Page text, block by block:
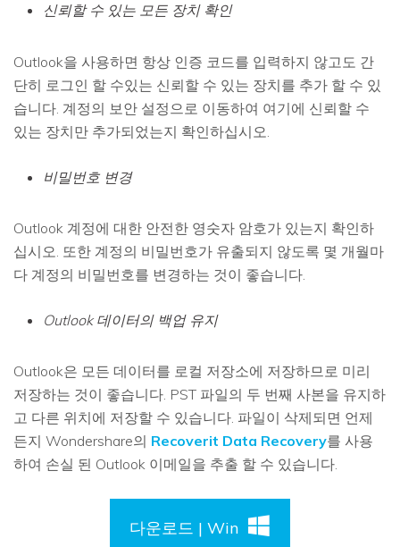
신뢰할 수 있는 모든 장치 확인
Outlook을 사용하면 항상 인증 코드를 입력하지 않고도 간
단히 로그인 할 수있는 신뢰할 수 있는 장치를 추가 할 수 있
습니다. 계정의 보안 설정으로 이동하여 여기에 신뢰할 수
있는 장치만 추가되었는지 확인하십시오.
비밀번호 변경
Outlook 계정에 대한 안전한 영숫자 암호가 있는지 확인하
십시오. 또한 계정의 비밀번호가 유출되지 않도록 몇 개월마
다 계정의 비밀번호를 변경하는 것이 좋습니다.
Outlook 데이터의 백업 유지
Outlook은 모든 데이터를 로컬 저장소에 저장하므로 미리
저장하는 것이 좋습니다. PST 파일의 두 번째 사본을 유지하
고 다른 위치에 저장할 수 있습니다. 파일이 삭제되면 언제
든지 Wondershare의 Recoverit Data Recovery를 사용
하여 손실 된 Outlook 이메일을 추출 할 수 있습니다.
다운로드 | Win